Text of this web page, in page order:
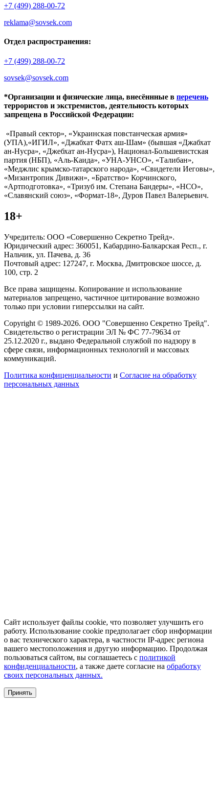
+7 (499) 288-00-72
reklama@sovsek.com
Отдел распространения:
+7 (499) 288-00-72
sovsek@sovsek.com
*Организации и физические лица, внесённные в перечень
террористов и экстремистов, деятельность которых
запрещена в Российской Федерации:
«Правый сектор», «Украинская повстанческая армия»
(УПА),«ИГИЛ», «Джабхат Фатх аш-Шам» (бывшая «Джабхат
ан-Нусра», «Джебхат ан-Нусра»), Национал-Большевистская
партия (НБП), «Аль-Каида», «УНА-УНСО», «Талибан»,
«Меджлис крымско-татарского народа», «Свидетели Иеговы»,
«Мизантропик Дивижн», «Братство» Корчинского,
«Артподготовка», «Тризуб им. Степана Бандеры», «НСО»,
«Славянский союз», «Формат-18», Дуров Павел Валерьевич.
18+
Учредитель: ООО «Совершенно Секретно Трейд».
Юридический адрес: 360051, Кабардино-Балкарская Респ., г.
Нальчик, ул. Пачева, д. 36
Почтовый адрес: 127247, г. Москва, Дмитровское шоссе, д.
100, стр. 2
Все права защищены. Копирование и использование
материалов запрещено, частичное цитирование возможно
только при условии гиперссылки на сайт.
Copyright © 1989-2026. ООО "Совершенно Секретно Трейд".
Свидетельство о регистрации ЭЛ № ФС 77-79634 от
25.12.2020 г., выдано Федеральной службой по надзору в
сфере связи, информационных технологий и массовых
коммуникаций.
Политика конфиценциальности и Согласие на обработку
персональных данных
Сайт использует файлы cookie, что позволяет улучшить его
работу. Использование cookie предполагает сбор информации
о вас технического характера, в частности IP-адрес региона
вашего местоположения и другую информацию. Продолжая
пользоваться сайтом, вы соглашаетесь с политикой
конфиденциальности, а также даете согласие на обработку
своих персональных данных.
Принять